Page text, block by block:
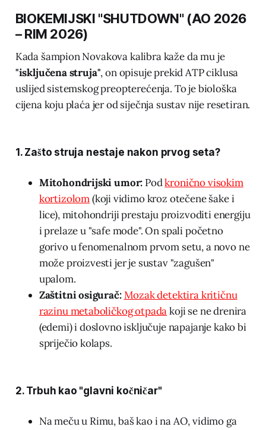
BIOKEMIJSKI "SHUTDOWN" (AO 2026
– RIM 2026)
Kada šampion Novakova kalibra kaže da mu je
"isključena struja", on opisuje prekid ATP ciklusa
uslijed sistemskog preopterećenja. To je biološka
cijena koju plaća jer od siječnja sustav nije resetiran.
1. Zašto struja nestaje nakon prvog seta?
Mitohondrijski umor: Podkronično visokim
kortizolom(koji vidimo kroz otečene šake i
lice), mitohondriji prestaju proizvoditi energiju
i prelaze u "safe mode". On spali početno
gorivo u fenomenalnom prvom setu, a novo ne
može proizvesti jer je sustav "zagušen"
upalom.
Zaštitni osigurač:Mozak detektira kritičnu
razinu metaboličkog otpadakoji se ne drenira
(edemi) i doslovno isključuje napajanje kako bi
spriječio kolaps.
2. Trbuh kao "glavni kočničar"
Na meču u Rimu, baš kao i na AO, vidimo ga